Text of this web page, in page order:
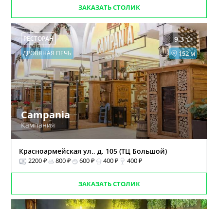
ЗАКАЗАТЬ СТОЛИК
9.3
РЕСТОРАН
152 м
ДРОВЯНАЯ ПЕЧЬ
Campania
Кампания
Красноармейская ул., д. 105 (ТЦ Большой)
2200 ₽ 800 ₽ 600 ₽ 400 ₽ 400 ₽
ЗАКАЗАТЬ СТОЛИК